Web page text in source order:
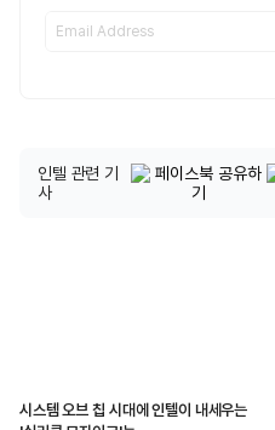
인텔 관련 기
사
시스템 오브 칩 시대에 인텔이 내세우는